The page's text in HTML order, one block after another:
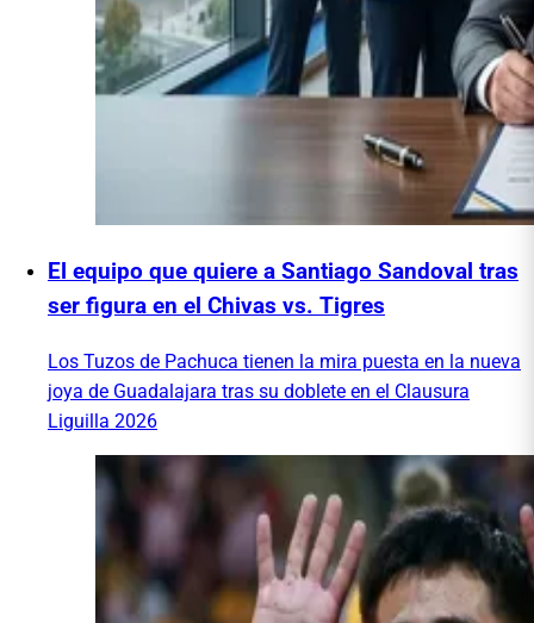
El equipo que quiere a Santiago Sandoval tras
ser figura en el Chivas vs. Tigres
Los Tuzos de Pachuca tienen la mira puesta en la nueva
joya de Guadalajara tras su doblete en el Clausura
Liguilla 2026